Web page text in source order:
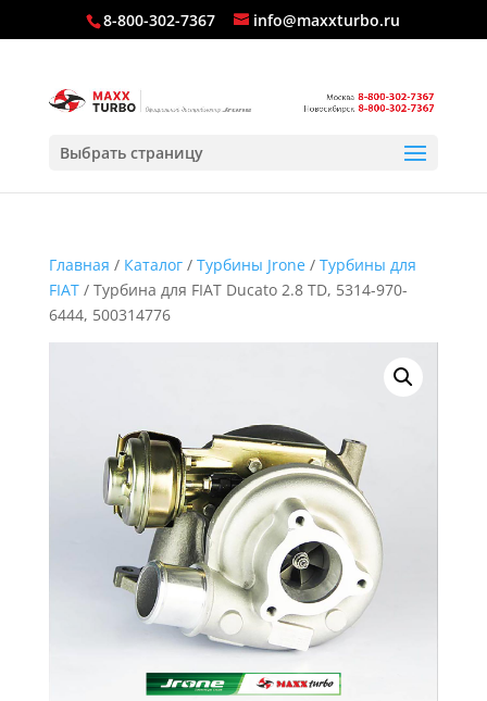
8-800-302-7367 info@maxxturbo.ru
Выбрать страницу
Главная / Каталог/ Турбины Jrone/ Турбины для
FIAT/ Турбина для FIAT Ducato 2.8 TD, 5314-970-
6444, 500314776